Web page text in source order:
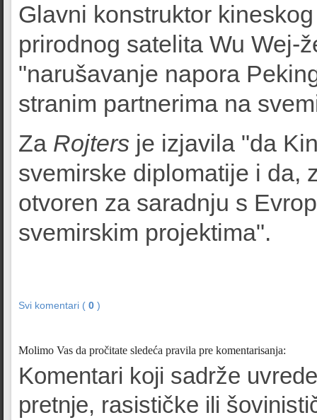
Glavni konstruktor
prirodnog satelita Wu Wej-
"narušavanje napora
stranim partnerima na
Za Rojters je izjavila "da
svemirske diplomatije i da,
otvoren za saradnju s
svemirskim projektima".
Svi komentari ( 0 )
Molimo Vas da pročitate sledeća pravila pre komentarisanja:
Komentari koji sadrže
pretnje, rasističke ili